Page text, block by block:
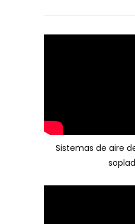
Sistemas de aire